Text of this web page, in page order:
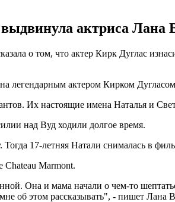
актриса Лана
о том, что актер Кирк Дуглас
легендарным актером Кирком
Их настоящие имена Наталья и
над Вуд ходили долгое время.
Тогда 17-летняя Натали снималась в
Chateau Marmont.
Она и мама начали о чем-то
об этом рассказывать", - пишет Лана